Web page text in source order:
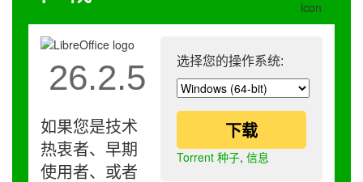
选择您的操作系统:
下载
Torrent 种子, 信息
26.2.5
如果您是技术
热衷者、早期
使用者、或者